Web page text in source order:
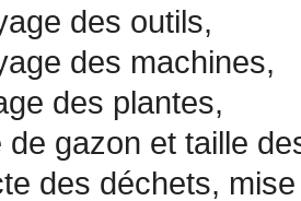
des outils,
des machines,
des plantes,
de gazon et taille
des déchets,